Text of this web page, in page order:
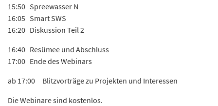
15:50 Spreewasser N
16:05 Smart SWS
16:20 Diskussion Teil 2
16:40 Resümee und Abschluss
17:00 Ende des Webinars
ab 17:00 Blitzvorträge zu Projekten und Interessen
Die Webinare sind kostenlos.